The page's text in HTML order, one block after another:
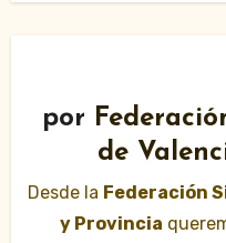
por
de
Desde la Federación
y Provincia